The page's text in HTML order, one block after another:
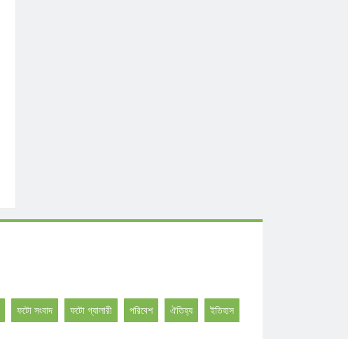
ফটো সংবাদ ফটো গ্যালারী পরিবেশ ঐতিহ্য ইতিহাস